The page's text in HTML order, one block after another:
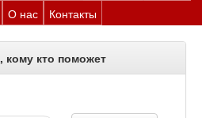
О нас Контакты
кому кто поможет